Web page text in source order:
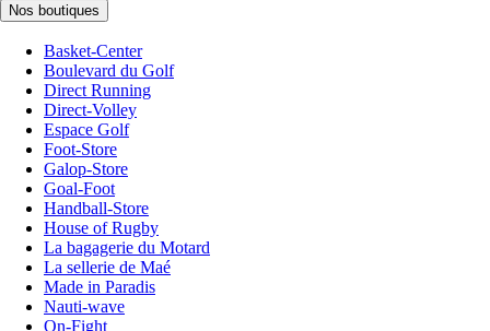
Nos boutiques
Basket-Center
Boulevard du Golf
Direct Running
Direct-Volley
Espace Golf
Foot-Store
Galop-Store
Goal-Foot
Handball-Store
House of Rugby
La bagagerie du Motard
La sellerie de Maé
Made in Paradis
Nauti-wave
On-Fight